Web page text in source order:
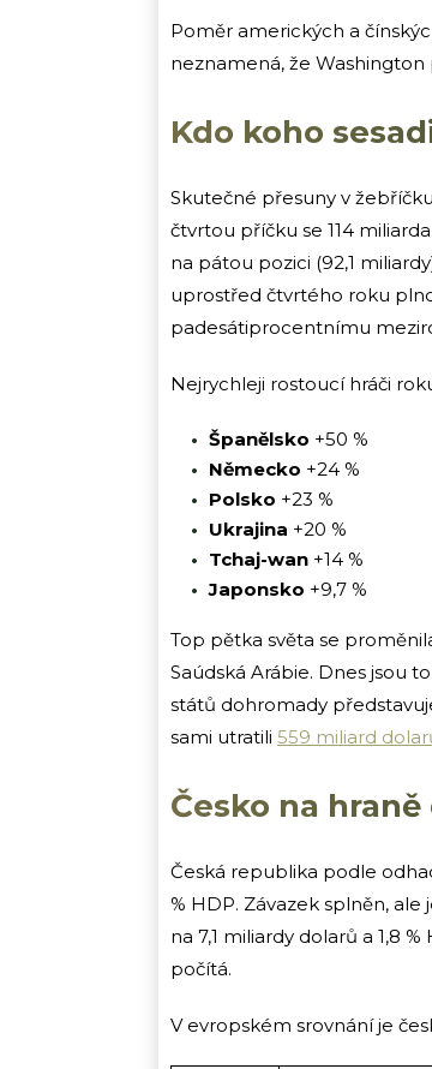
Poměr amerických a
neznamená, že
Kdo koho
Skutečné přesuny v
čtvrtou příčku se 114
na pátou pozici (92,1
uprostřed čtvrtého roku
padesátiprocentnímu
Nejrychleji rostoucí hráči
Španělsko +50 %
Německo +24 %
Polsko +23 %
Ukrajina +20 %
Tchaj-wan +14 %
Japonsko +9,7 %
Top pětka světa se
Saúdská Arábie. Dnes jsou
států dohromady
sami utratili 559 miliard
Česko na
Česká republika podle
% HDP. Závazek splněn,
na 7,1 miliardy dolarů a 1,8
počítá.
V evropském srovnání je